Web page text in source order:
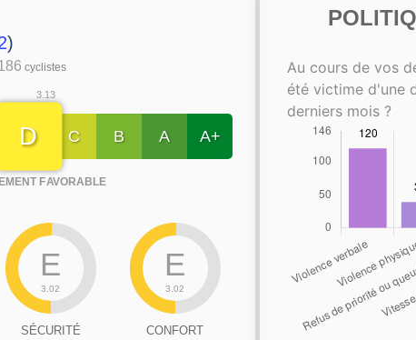
)
cyclistes
3.13
D
FAVORABLE
C B A A+
E
3.02
SÉCURITÉ
E
3.02
CONFORT
Au cours de vos
été victime d'une
derniers mois ?